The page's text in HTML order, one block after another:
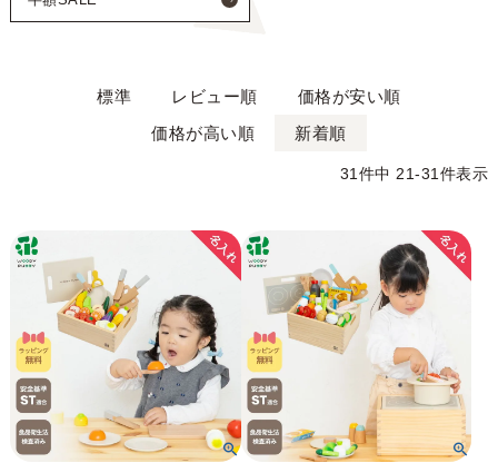
標準 レビュー順
価格が安い順
価格が高い順
新着順
31 件中 21-31 件表示